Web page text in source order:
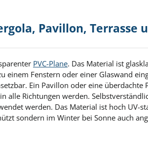
Pavillon, Terrasse
PVC-Plane. Das Material ist
einem Fenstern oder einer Glaswand
Ein Pavillon oder eine
alle Richtungen werden.
werden. Das Material ist hoch UV-
sondern im Winter bei Sonne auch